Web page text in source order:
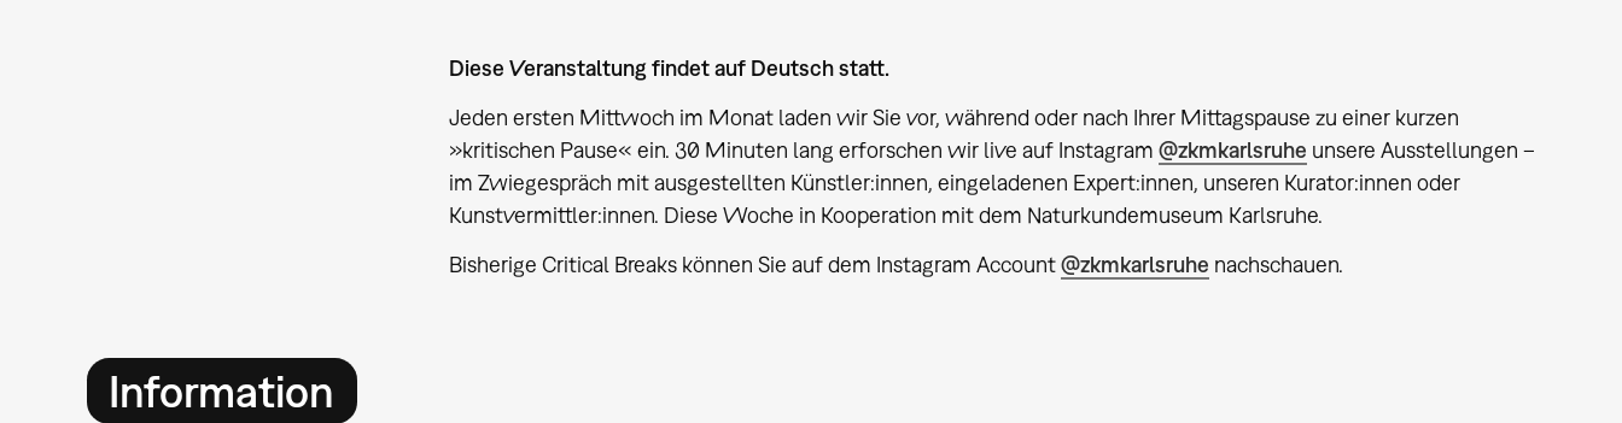
Diese Veranstaltung findet auf Deutsch statt.
Jeden ersten Mittwoch im Monat laden wir Sie vor, während oder nach Ihrer Mittagspause zu einer kurzen
»kritischen Pause« ein. 30 Minuten lang erforschen wir live auf Instagram @zkmkarlsruhe unsere Ausstellungen –
im Zwiegespräch mit ausgestellten Künstler:innen, eingeladenen Expert:innen, unseren Kurator:innen oder
Kunstvermittler:innen. Diese Woche in Kooperation mit dem Naturkundemuseum Karlsruhe.
Bisherige Critical Breaks können Sie auf dem Instagram Account@zkmkarlsruhe nachschauen.
Information